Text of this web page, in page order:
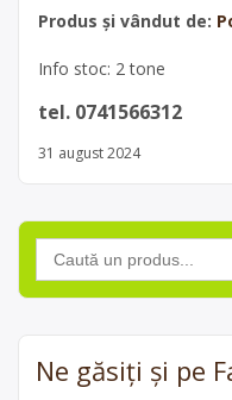
Produs și vândut de:
Info stoc: 2 tone
tel. 0741566312
31 august 2024
Search
for:
Ne găsiți și pe